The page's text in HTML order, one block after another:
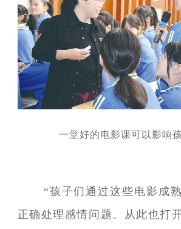
一堂好的电影课可以影响
“孩子们通过这些电影成
正确处理感情问题。从此也打